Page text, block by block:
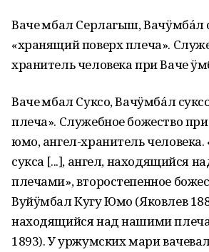
Ваче Ӱмбал Серлагыш,
«хранящий поверх плеча».
хранитель человека при Ваче
Ваче Ӱмбал Суксо, Вачӱмба́л
плеча». Служебное божество
юмо, ангел-хранитель
сукса [...], ангел, находящийся
плечами», второстепенное
Вуйӱмбал Кугу Юмо (Яковлев
находящийся над нашими
1893). У уржумских мари